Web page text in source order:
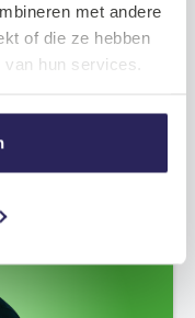
met andere
of die ze hebben
hun services.
Meer lezen